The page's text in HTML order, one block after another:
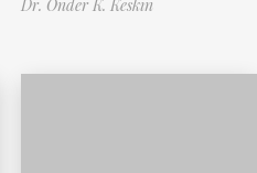
Dr. Önder K. Keskin